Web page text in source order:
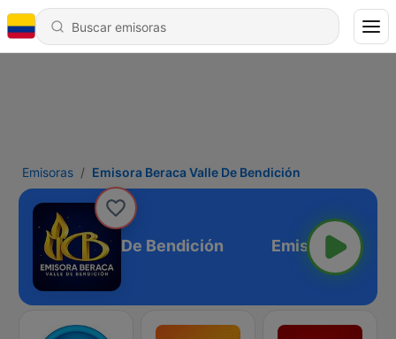
Emisoras Emisora Beraca Valle De Bendición
Beraca Valle De Bendición